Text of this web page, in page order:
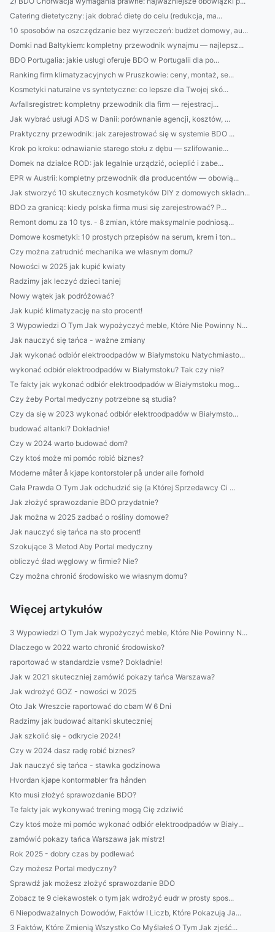
Catering dietetyczny: jak dobrać dietę do celu (redukcja, ma...
10 sposobów na oszczędzanie bez wyrzeczeń: budżet domowy, au...
Domki nad Bałtykiem: kompletny przewodnik wynajmu — najlepsz...
BDO Portugalia: jakie usługi oferuje BDO w Portugalii dla po...
Ranking firm klimatyzacyjnych w Pruszkowie: ceny, montaż, se...
Kosmetyki naturalne vs syntetyczne: co lepsze dla Twojej skó...
Avfallsregistret: kompletny przewodnik dla firm — rejestracj...
Jak wybrać usługi ADS w Danii: porównanie agencji, kosztów, ...
Praktyczny przewodnik: jak zarejestrować się w systemie BDO ...
Krok po kroku: odnawianie starego stołu z dębu — szlifowanie...
Domek na działce ROD: jak legalnie urządzić, ocieplić i zabe...
EPR w Austrii: kompletny przewodnik dla producentów — obowią...
Jak stworzyć 10 skutecznych kosmetyków DIY z domowych składn...
BDO za granicą: kiedy polska firma musi się zarejestrować? P...
Remont domu za 10 tys. - 8 zmian, które maksymalnie podniosą...
Domowe kosmetyki: 10 prostych przepisów na serum, krem i ton...
Czy można zatrudnić mechanika we własnym domu?
Nowości w 2025 jak kupić kwiaty
Radzimy jak leczyć dzieci taniej
Nowy wątek jak podróżować?
Jak kupić klimatyzację na sto procent!
3 Wypowiedzi O Tym Jak wypożyczyć meble, Które Nie Powinny N...
Jak nauczyć się tańca - ważne zmiany
Jak wykonać odbiór elektroodpadów w Białymstoku Natychmiasto...
wykonać odbiór elektroodpadów w Białymstoku? Tak czy nie?
Te fakty jak wykonać odbiór elektroodpadów w Białymstoku mog...
Czy żeby Portal medyczny potrzebne są studia?
Czy da się w 2023 wykonać odbiór elektroodpadów w Białymsto...
budować altanki? Dokładnie!
Czy w 2024 warto budować dom?
Czy ktoś może mi pomóc robić biznes?
Moderne måter å kjøpe kontorstoler på under alle forhold
Cała Prawda O Tym Jak odchudzić się (a Której Sprzedawcy Ci ...
Jak złożyć sprawozdanie BDO przydatnie?
Jak można w 2025 zadbać o rośliny domowe?
Jak nauczyć się tańca na sto procent!
Szokujące 3 Metod Aby Portal medyczny
obliczyć ślad węglowy w firmie? Nie?
Czy można chronić środowisko we własnym domu?
Więcej artykułów
3 Wypowiedzi O Tym Jak wypożyczyć meble, Które Nie Powinny N...
Dlaczego w 2022 warto chronić środowisko?
raportować w standardzie vsme? Dokładnie!
Jak w 2021 skuteczniej zamówić pokazy tańca Warszawa?
Jak wdrożyć GOZ - nowości w 2025
Oto Jak Wreszcie raportować do cbam W 6 Dni
Radzimy jak budować altanki skuteczniej
Jak szkolić się - odkrycie 2024!
Czy w 2024 dasz radę robić biznes?
Jak nauczyć się tańca - stawka godzinowa
Hvordan kjøpe kontormøbler fra hånden
Kto musi złożyć sprawozdanie BDO?
Te fakty jak wykonywać trening mogą Cię zdziwić
Czy ktoś może mi pomóc wykonać odbiór elektroodpadów w Biały...
zamówić pokazy tańca Warszawa jak mistrz!
Rok 2025 - dobry czas by podlewać
Czy możesz Portal medyczny?
Sprawdź jak możesz złożyć sprawozdanie BDO
Zobacz te 9 ciekawostek o tym jak wdrożyć eudr w prosty spos...
6 Niepodważalnych Dowodów, Faktów I Liczb, Które Pokazują Ja...
3 Faktów, Które Zmienią Wszystko Co Myślałeś O Tym Jak zjeść...